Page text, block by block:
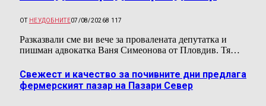
ОТ НЕУДОБНИТЕ07/08/20268 117
Разказвали сме ви вече за провалената депутатка и
пишман адвокатка Ваня Симеонова от Пловдив. Тя…
Свежест и качество за почивните дни предлага
фермерският пазар на Пазари Север